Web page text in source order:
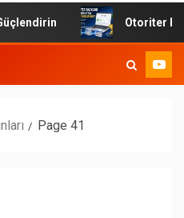
Otoriter
Page 41